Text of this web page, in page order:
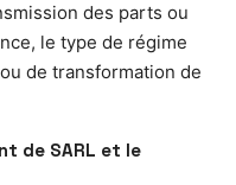
des parts ou
le type de régime
de transformation de
de SARL et le